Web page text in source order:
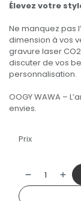
Élevez votre
Ne manquez pas
dimension à vos
gravure laser
discuter de vos
personnalisation.
OOGY WAWA –
envies.
Prix